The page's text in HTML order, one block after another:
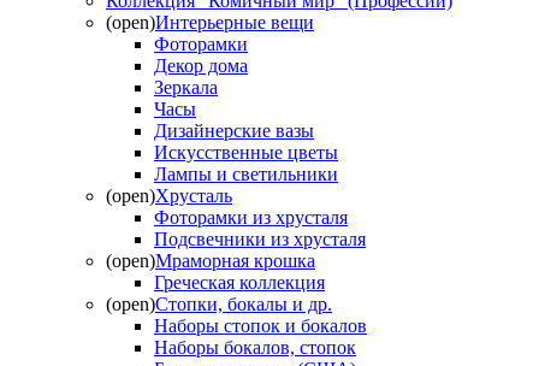
(open)Интерьерные вещи
Фоторамки
Декор дома
Зеркала
Часы
Дизайнерские вазы
Искусственные цветы
Лампы и светильники
(open)Хрусталь
Фоторамки из хрусталя
Подсвечники из хрусталя
(open)Мраморная крошка
Греческая коллекция
(open)Стопки, бокалы и др.
Наборы стопок и бокалов
Наборы бокалов, стопок